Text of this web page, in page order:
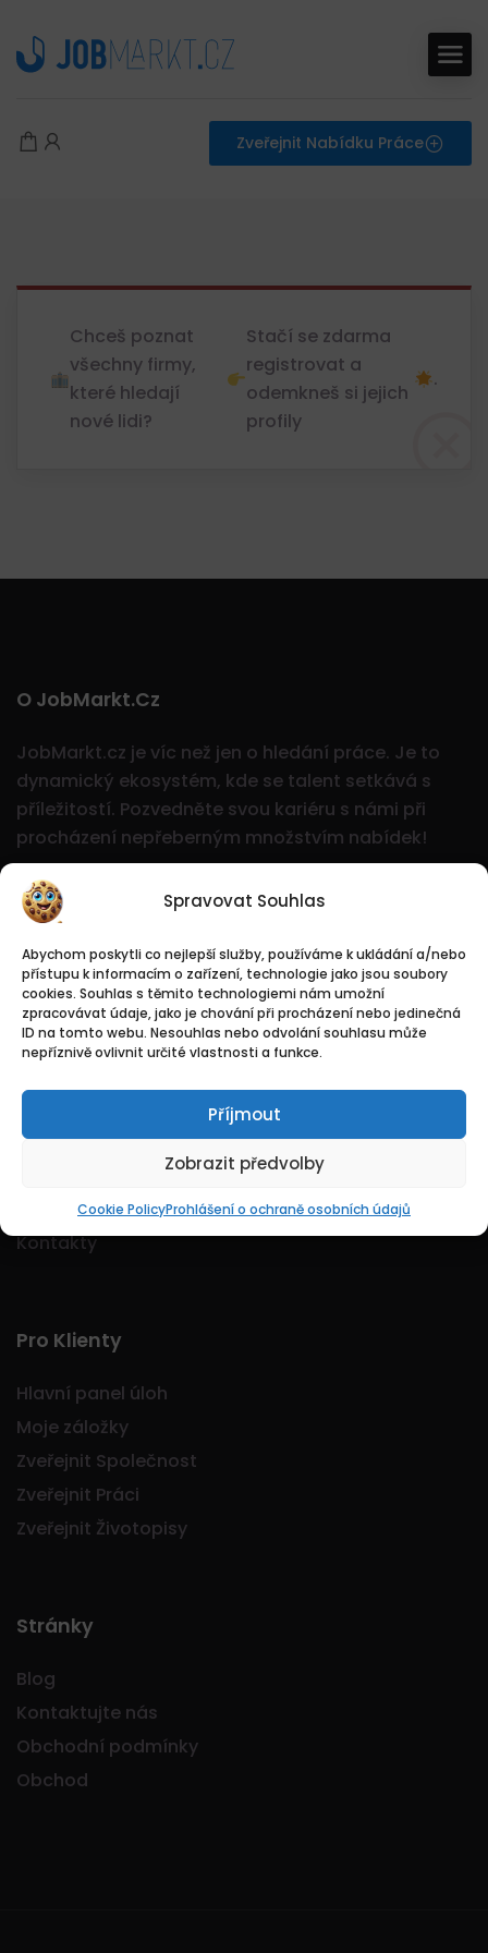
Spravovat Souhlas
Abychom poskytli co nejlepší služby, používáme k ukládání a/nebo
přístupu k informacím o zařízení, technologie jako jsou soubory
cookies. Souhlas s těmito technologiemi nám umožní
zpracovávat údaje, jako je chování při procházení nebo jedinečná
ID na tomto webu. Nesouhlas nebo odvolání souhlasu může
nepříznivě ovlivnit určité vlastnosti a funkce.
Příjmout
Zobrazit předvolby
Cookie PolicyProhlášení o ochraně osobních údajů
Zveřejnit Nabídku Práce
Chceš poznat
všechny firmy,
které hledají
nové lidi?
Stačí se zdarma
registrovat a
odemkneš si jejich
profily
.
O JobMarkt.cz
JobMarkt.cz je víc než jen o hledání práce. Je to
dynamický ekosystém, kde se talent setkává s
příležitostí. Pozvedněte svou kariéru s námi při
procházení nepřeberným množstvím nabídek!
Logo Jobmarkt.cz ® je registrovaná ochranná
známka.
Kontakty
Pro Klienty
Hlavní panel úloh
Moje záložky
Zveřejnit Společnost
Zveřejnit Práci
Zveřejnit Životopisy
Stránky
Blog
Kontaktujte nás
Obchodní podmínky
Obchod